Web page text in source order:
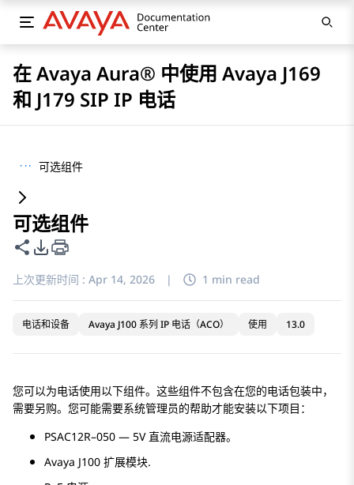
在 Avaya Aura® 中使用 Avaya J169
和 J179 SIP IP 电话
··· 可选组件
可选组件
共享此页面
PDF 导出选项
上次更新时间 : Apr 14, 2026 | 1 min read
电话和设备 Avaya J100 系列 IP 电话（ACO） 使用 13.0
您可以为电话使用以下组件。这些组件不包含在您的电话包装中，
需要另购。您可能需要系统管理员的帮助才能安装以下项目：
PSAC12R–050 — 5V 直流电源适配器。
Avaya J100 扩展模块.